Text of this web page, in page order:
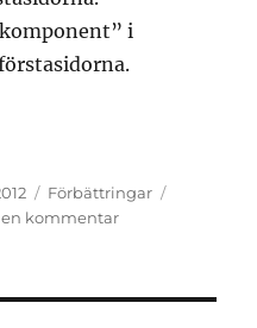
i
Kategorier
Förbättringar
kommentartill